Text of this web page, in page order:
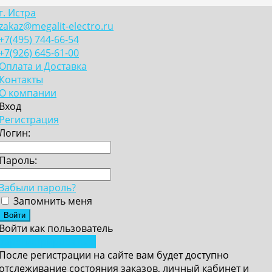
Истра
electro.ru
744-66-54
645-61-00
и Доставка
компании
пароль?
Запомнить меня
как пользователь
регистрации на сайте вам будет доступно
состояния заказов, личный кабинет и